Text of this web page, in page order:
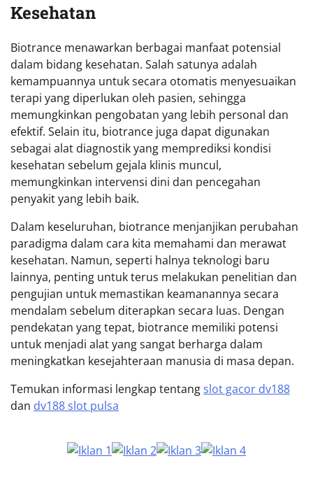
Kesehatan
Biotrance menawarkan berbagai manfaat potensial
dalam bidang kesehatan. Salah satunya adalah
kemampuannya untuk secara otomatis menyesuaikan
terapi yang diperlukan oleh pasien, sehingga
memungkinkan pengobatan yang lebih personal dan
efektif. Selain itu, biotrance juga dapat digunakan
sebagai alat diagnostik yang memprediksi kondisi
kesehatan sebelum gejala klinis muncul,
memungkinkan intervensi dini dan pencegahan
penyakit yang lebih baik.
Dalam keseluruhan, biotrance menjanjikan perubahan
paradigma dalam cara kita memahami dan merawat
kesehatan. Namun, seperti halnya teknologi baru
lainnya, penting untuk terus melakukan penelitian dan
pengujian untuk memastikan keamanannya secara
mendalam sebelum diterapkan secara luas. Dengan
pendekatan yang tepat, biotrance memiliki potensi
untuk menjadi alat yang sangat berharga dalam
meningkatkan kesejahteraan manusia di masa depan.
Temukan informasi lengkap tentangslot gacor dv188
dan dv188 slot pulsa